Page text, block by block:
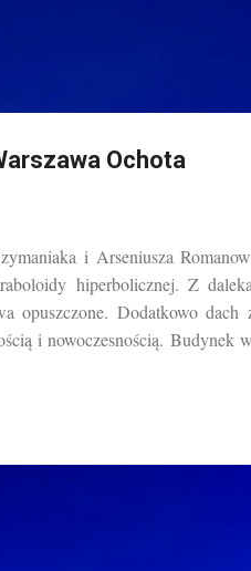
Ochota
i Arseniusza
hiperbolicznej. Z
Dodatkowo dach
i nowoczesnością. Budynek